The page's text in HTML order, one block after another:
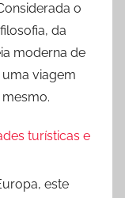
o
da
moderna de
viagem
turísticas e
este